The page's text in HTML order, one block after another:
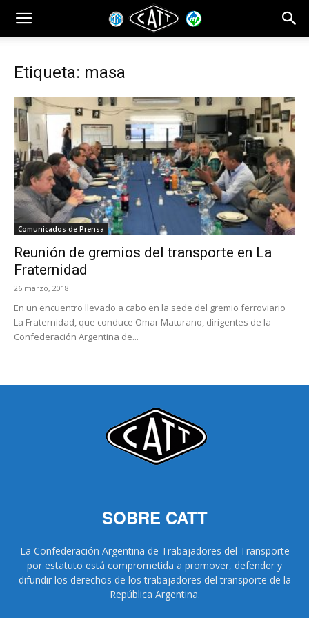
Etiqueta: masa
Comunicados de Prensa
Reunión de gremios del transporte en La
Fraternidad
26 marzo, 2018
En un encuentro llevado a cabo en la sede del gremio ferroviario
La Fraternidad, que conduce Omar Maturano, dirigentes de la
Confederación Argentina de...
SOBRE CATT
La Confederación Argentina de Trabajadores del Transporte
por estatuto está comprometida a promover, defender y
difundir los derechos de los trabajadores del transporte de la
República Argentina.